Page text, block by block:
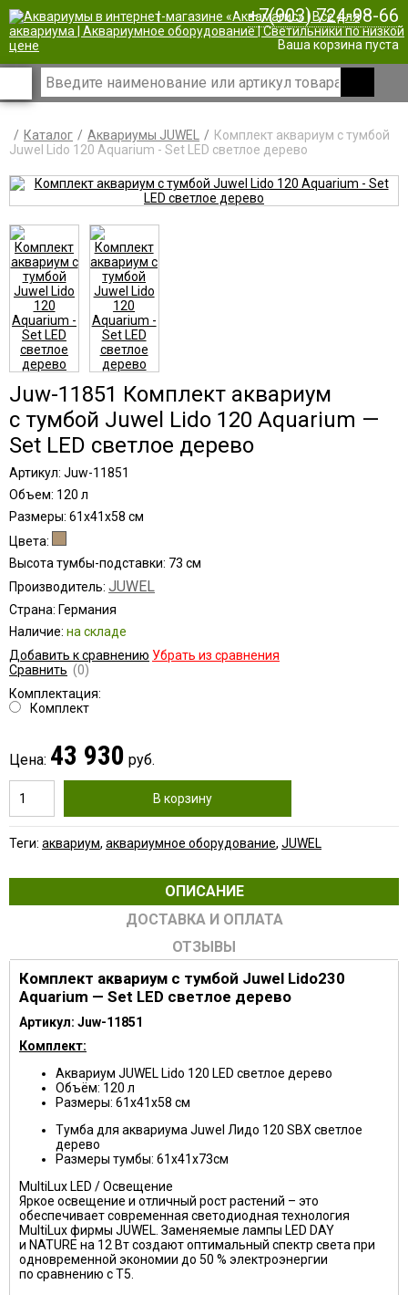
| +7(903) 724-98-66
Ваша корзина пуста
Каталог Аквариумы JUWEL
Комплект аквариум с тумбой
Juwel Lido 120 Aquarium - Set LED светлое дерево
Juw-11851 Комплект аквариум
с тумбой Juwel Lido 120 Aquarium —
Set LED светлое дерево
Артикул: Juw-11851
Объем: 120 л
Размеры: 61x41x58 см
Цвета:
Высота тумбы-подставки: 73 см
Производитель: JUWEL
Страна: Германия
Наличие: на складе
Добавить к сравнению Убрать из сравнения
Сравнить (0)
Комплектация:
Комплект
Цена: 43 930 руб.
В корзину
Теги: аквариум, аквариумное оборудование, JUWEL
ОПИСАНИЕ
ДОСТАВКА И ОПЛАТА
ОТЗЫВЫ
Комплект аквариум с тумбой Juwel Lido230
Aquarium — Set LED светлое дерево
Артикул: Juw-11851
Комплект:
Аквариум JUWEL Lido 120 LED светлое дерево
Объём: 120 л
Размеры: 61x41x58 см
Тумба для аквариума Juwel Лидо 120 SBX светлое
дерево
Размеры тумбы: 61х41х73см
MultiLux LED / Освещение
Яркое освещение и отличный рост растений – это
обеспечивает современная светодиодная технология
MultiLux фирмы JUWEL. Заменяемые лампы LED DAY
и NATURE на 12 Вт создают оптимальный спектр света при
одновременной экономии до 50 % электроэнергии
по сравнению с T5.